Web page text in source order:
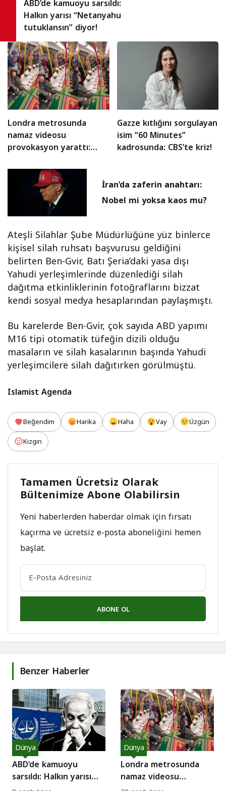
ABD’de kamuoyu sarsıldı:
Halkın yarısı “Netanyahu
tutuklansın” diyor!
Londra metrosunda
namaz videosu
provokasyon yarattı:
Gazze kıtlığını sorgulayan
isim “60 Minutes”
kadrosunda: CBS’te kriz!
İran’da zaferin anahtarı:
Nobel mi yoksa kaos mu?
Ateşli Silahlar Şube Müdürlüğüne yüz binlerce
kişisel silah ruhsatı başvurusu geldiğini
belirten Ben-Gvir, Batı Şeria’daki yasa dışı
Yahudi yerleşimlerinde düzenlediği silah
dağıtma etkinliklerinin fotoğraflarını bizzat
kendi sosyal medya hesaplarından paylaşmıştı.
Bu karelerde Ben-Gvir, çok sayıda ABD yapımı
M16 tipi otomatik tüfeğin dizili olduğu
masaların ve silah kasalarının başında Yahudi
yerleşimcilere silah dağıtırken görülmüştü.
Islamist Agenda
Beğendim Harika Haha Vay
Üzgün
Kızgın
Tamamen Ücretsiz Olarak
Bültenimize Abone Olabilirsin
Yeni haberlerden haberdar olmak için fırsatı
kaçırma ve ücretsiz e-posta aboneliğini hemen
başlat.
ABONE OL
Benzer Haberler
ABD’de kamuoyu
sarsıldı: Halkın yarısı
Dünya
Londra metrosunda
namaz videosu
Dünya